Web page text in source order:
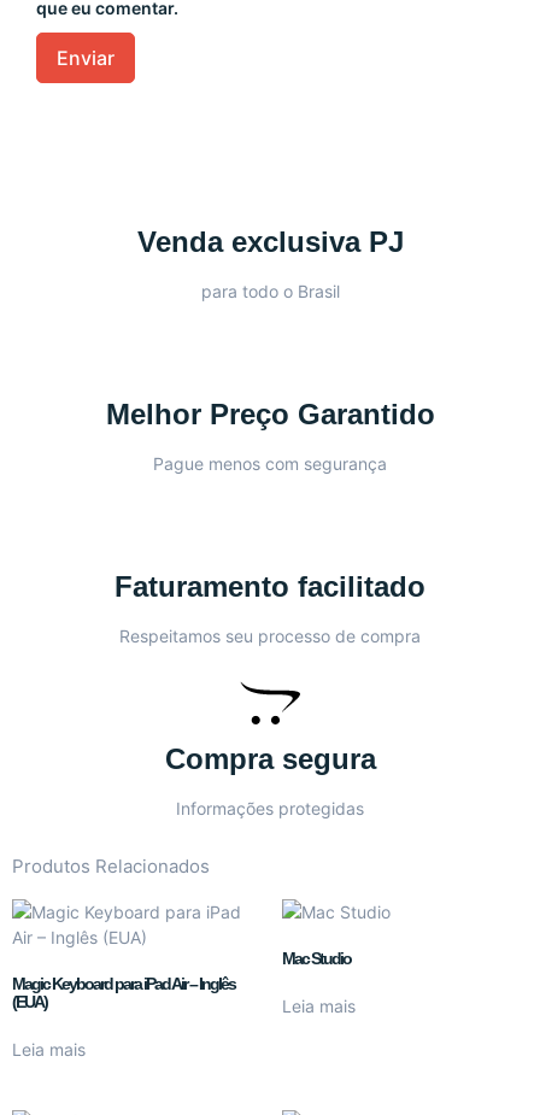
que eu comentar.
Venda exclusiva PJ
para todo o Brasil
Melhor Preço Garantido
Pague menos com segurança
Faturamento facilitado
Respeitamos seu processo de compra
Compra segura
Informações protegidas
Produtos Relacionados
Magic Keyboard para iPad Air – Inglês
(EUA)
Leia mais
Mac Studio
Leia mais